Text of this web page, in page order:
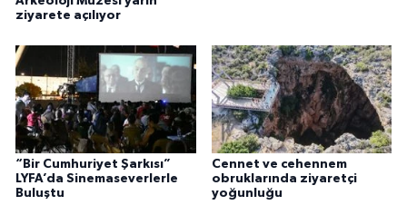
ziyarete açılıyor
“Bir Cumhuriyet Şarkısı”
LYFA’da Sinemaseverlerle
Buluştu
Cennet ve cehennem
obruklarında ziyaretçi
yoğunluğu